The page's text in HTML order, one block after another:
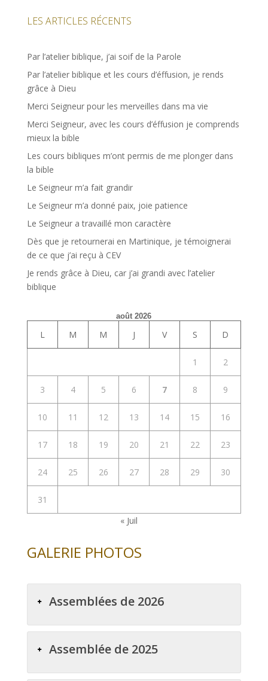
LES ARTICLES RÉCENTS
Par l’atelier biblique, j’ai soif de la Parole
Par l’atelier biblique et les cours d’éffusion, je rends
grâce à Dieu
Merci Seigneur pour les merveilles dans ma vie
Merci Seigneur, avec les cours d’éffusion je comprends
mieux la bible
Les cours bibliques m’ont permis de me plonger dans
la bible
Le Seigneur m’a fait grandir
Le Seigneur m’a donné paix, joie patience
Le Seigneur a travaillé mon caractère
Dès que je retournerai en Martinique, je témoignerai
de ce que j’ai reçu à CEV
Je rends grâce à Dieu, car j’ai grandi avec l’atelier
biblique
août 2026
L M M J V S D
1 2
3 4 5 6 7 8 9
10 11 12 13 14 15 16
17 18 19 20 21 22 23
24 25 26 27 28 29 30
31
« Juil
GALERIE PHOTOS
Assemblées de 2026
Assemblée de 2025